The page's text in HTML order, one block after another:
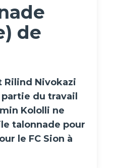
de
Rilind Nivokazi
du travail
Kololli ne
talonnade pour
le FC Sion à